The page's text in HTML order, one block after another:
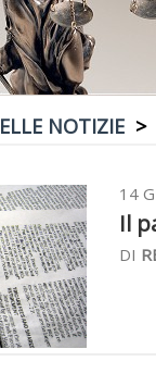
NOTIZIE >
14
Il
DI